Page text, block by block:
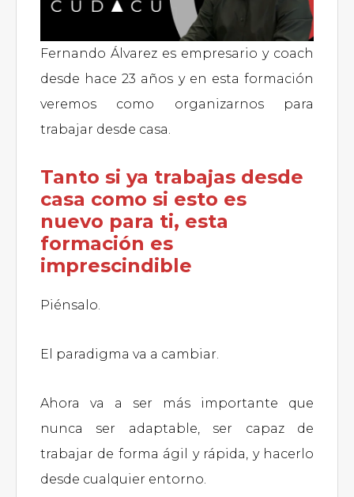
Fernando Álvarez es empresario y coach
desde hace 23 años y en esta formación
veremos como organizarnos para
trabajar desde casa.
Tanto si ya trabajas desde
casa como si esto es
nuevo para ti, esta
formación es
imprescindible
Piénsalo.
El paradigma va a cambiar.
Ahora va a ser más importante que
nunca ser adaptable, ser capaz de
trabajar de forma ágil y rápida, y hacerlo
desde cualquier entorno.